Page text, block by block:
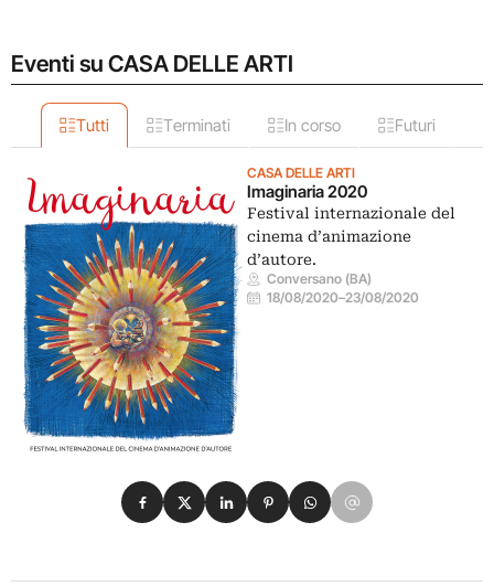
Eventi su CASA DELLE ARTI
Tutti Terminati In corso Futuri
CASA DELLE ARTI
Imaginaria 2020
Festival internazionale del
cinema d’animazione
d’autore.
Conversano (BA)
18/08/2020–23/08/2020
Condividi su Facebook
Condividi su X
Condividi su LinkedIn
Condividi su Pinterest
Condividi su WhatsApp
Condividi su Email